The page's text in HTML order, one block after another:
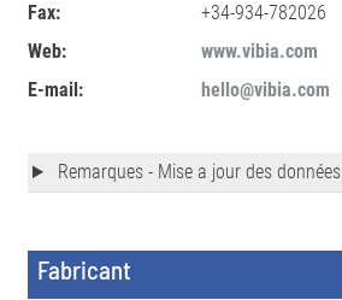
Fax:
+34-934-782026
Web:
www.vibia.com
E-mail:
hello@vibia.com
Remarques - Mise a jour des données
Fabricant